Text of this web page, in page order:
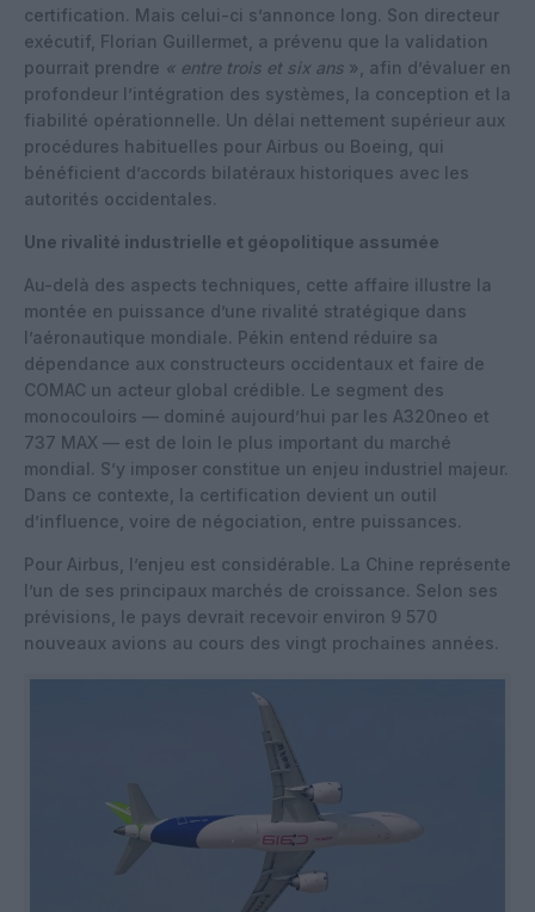
certification. Mais celui-ci s’annonce long. Son directeur
exécutif, Florian Guillermet, a prévenu que la validation
pourrait prendre « entre trois et six ans », afin d’évaluer en
profondeur l’intégration des systèmes, la conception et la
fiabilité opérationnelle. Un délai nettement supérieur aux
procédures habituelles pour Airbus ou Boeing, qui
bénéficient d’accords bilatéraux historiques avec les
autorités occidentales.
Une rivalité industrielle et géopolitique assumée
Au-delà des aspects techniques, cette affaire illustre la
montée en puissance d’une rivalité stratégique dans
l’aéronautique mondiale. Pékin entend réduire sa
dépendance aux constructeurs occidentaux et faire de
COMAC un acteur global crédible. Le segment des
monocouloirs — dominé aujourd’hui par les A320neo et
737 MAX — est de loin le plus important du marché
mondial. S’y imposer constitue un enjeu industriel majeur.
Dans ce contexte, la certification devient un outil
d’influence, voire de négociation, entre puissances.
Pour Airbus, l’enjeu est considérable. La Chine représente
l’un de ses principaux marchés de croissance. Selon ses
prévisions, le pays devrait recevoir environ 9 570
nouveaux avions au cours des vingt prochaines années.